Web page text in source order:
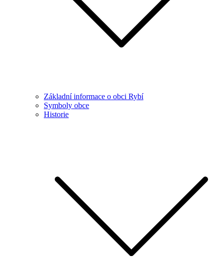
Základní informace o obci Rybí
Symboly obce
Historie